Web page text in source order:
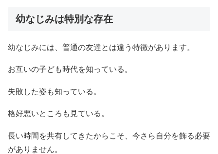
幼なじみは特別な存在
幼なじみには、普通の友達とは違う特徴があります。
お互いの子ども時代を知っている。
失敗した姿も知っている。
格好悪いところも見ている。
長い時間を共有してきたからこそ、今さら自分を飾る必要
がありません。